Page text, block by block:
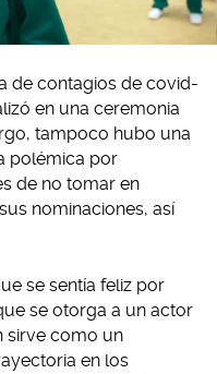
de contagios de covid-
en una ceremonia
tampoco hubo una
polémica por
de no tomar en
nominaciones, así
se sentía feliz por
se otorga a un actor
sirve como un
en los